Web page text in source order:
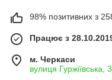
98% позитивних з 258
Працює з
м. Черкаси
вулиця Гуржіївська,